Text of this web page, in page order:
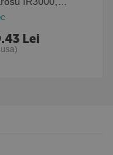
Frico Suedia
Lei